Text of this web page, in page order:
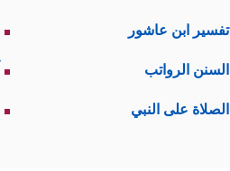
تفسير ابن عاشور
السنن الرواتب
الصلاة على النبي